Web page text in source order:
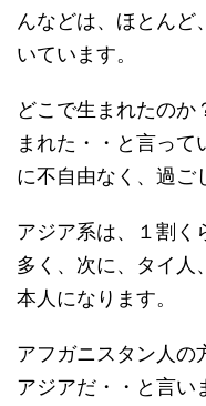
んなどは、ほとんど
いています。
どこで生まれたのか
まれた・・と言っ
に不自由なく、過ご
アジア系は、１割く
多く、次に、タイ人
本人になります。
アフガニスタン人の
アジアだ・・と言い